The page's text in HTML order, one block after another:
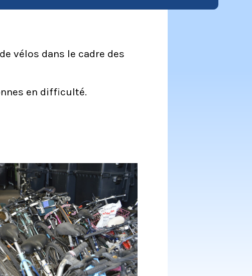
vélos dans le cadre des
en difficulté.